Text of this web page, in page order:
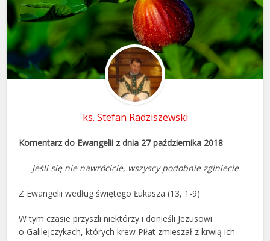
ks. Stefan Radziszewski
Komentarz do Ewangelii z dnia 27 października 2018
Jeśli się nie nawrócicie, wszyscy podobnie zginiecie
Z Ewangelii według świętego Łukasza (13, 1-9)
W tym czasie przyszli niektórzy i donieśli Jezusowi
o Galilejczykach, których krew Piłat zmieszał z krwią ich